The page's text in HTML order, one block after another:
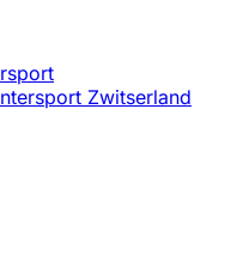
Zwitserland